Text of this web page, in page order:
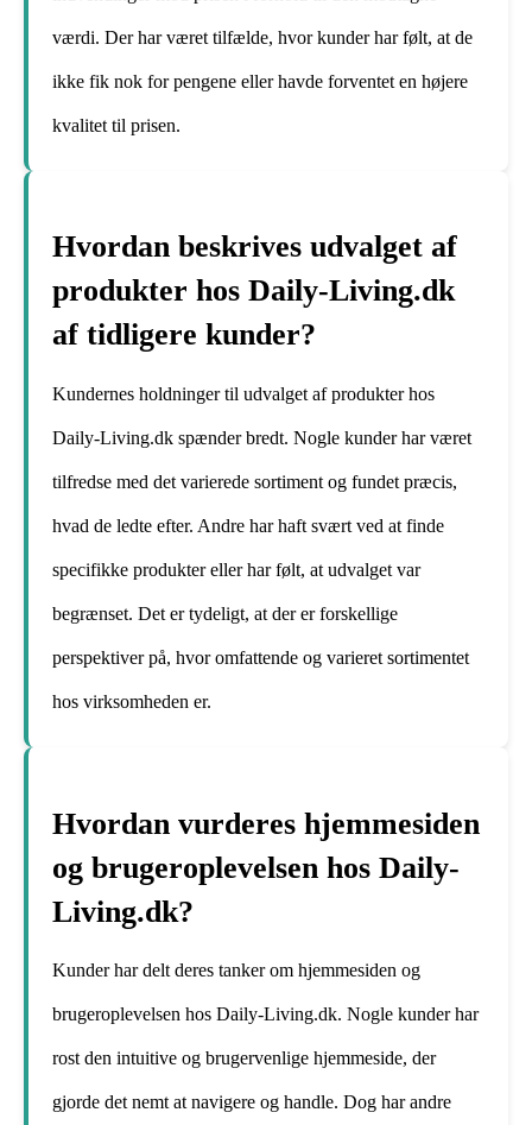
værdi. Der har været tilfælde, hvor kunder har følt, at de
ikke fik nok for pengene eller havde forventet en højere
kvalitet til prisen.
Hvordan beskrives udvalget af
produkter hos Daily-Living.dk
af tidligere kunder?
Kundernes holdninger til udvalget af produkter hos
Daily-Living.dk spænder bredt. Nogle kunder har været
tilfredse med det varierede sortiment og fundet præcis,
hvad de ledte efter. Andre har haft svært ved at finde
specifikke produkter eller har følt, at udvalget var
begrænset. Det er tydeligt, at der er forskellige
perspektiver på, hvor omfattende og varieret sortimentet
hos virksomheden er.
Hvordan vurderes hjemmesiden
og brugeroplevelsen hos Daily-
Living.dk?
Kunder har delt deres tanker om hjemmesiden og
brugeroplevelsen hos Daily-Living.dk. Nogle kunder har
rost den intuitive og brugervenlige hjemmeside, der
gjorde det nemt at navigere og handle. Dog har andre